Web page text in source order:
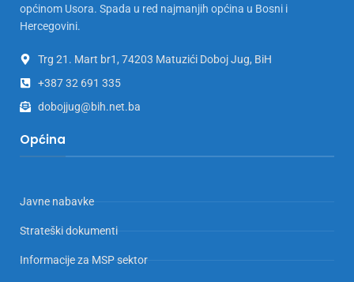
općinom Usora. Spada u red najmanjih općina u Bosni i
Hercegovini.
Trg 21. Mart br1, 74203 Matuzići Doboj Jug, BiH
+387 32 691 335
dobojjug@bih.net.ba
Općina
Javne nabavke
Strateški dokumenti
Informacije za MSP sektor